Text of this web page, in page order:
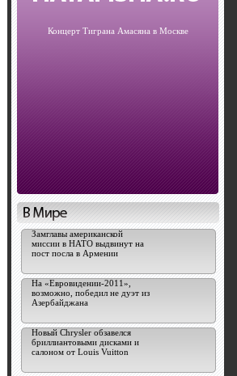
Концерт Тиграна Амасяна в Москве
Замглавы американской
миссии в НАТО выдвинут на
пост посла в Армении
На «Евровидении-2011»,
возможно, победил не дуэт из
Азербайджана
Новый Chrysler обзавелся
бриллиантовыми дисками и
салоном от Louis Vuitton